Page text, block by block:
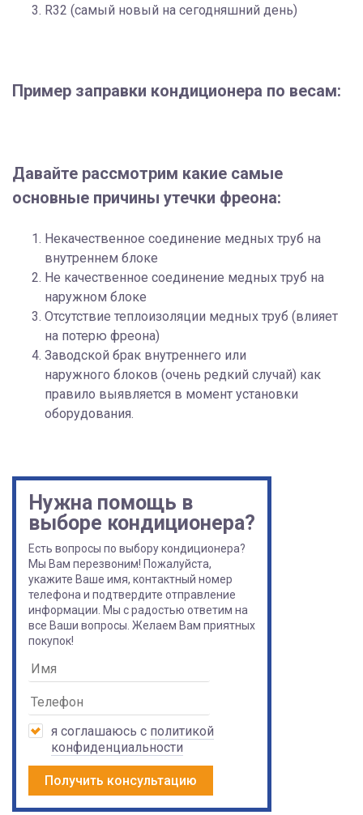
R32 (самый новый на сегодняшний день)
Пример заправки кондиционера по весам:
Давайте рассмотрим какие самые
основные причины утечки фреона:
Некачественное соединение медных труб на
внутреннем блоке
Не качественное соединение медных труб на
наружном блоке
Отсутствие теплоизоляции медных труб (влияет
на потерю фреона)
Заводской брак внутреннего или
наружного блоков (очень редкий случай) как
правило выявляется в момент установки
оборудования.
Нужна помощь в
выборе кондиционера?
Есть вопросы по выбору кондиционера?
Мы Вам перезвоним! Пожалуйста,
укажите Ваше имя, контактный номер
телефона и подтвердите отправление
информации. Мы с радостью ответим на
все Ваши вопросы. Желаем Вам приятных
покупок!
я соглашаюсь с политикой
конфиденциальности
Получить консультацию